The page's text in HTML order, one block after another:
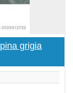
grigia